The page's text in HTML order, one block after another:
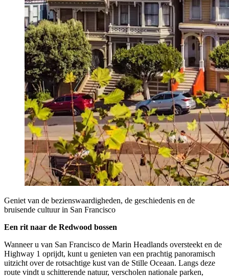
Geniet van de bezienswaardigheden, de geschiedenis en de
bruisende cultuur in San Francisco
Een rit naar de Redwood bossen
Wanneer u van San Francisco de Marin Headlands oversteekt en de
Highway 1 oprijdt, kunt u genieten van een prachtig panoramisch
uitzicht over de rotsachtige kust van de Stille Oceaan. Langs deze
route vindt u schitterende natuur, verscholen nationale parken,